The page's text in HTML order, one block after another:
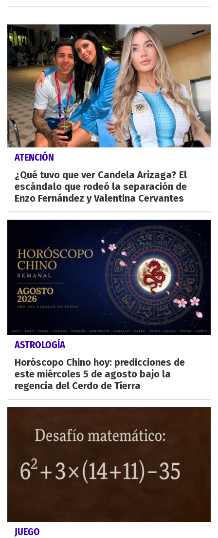
ATENCIÓN
¿Qué tuvo que ver Candela Arizaga? El
escándalo que rodeó la separación de
Enzo Fernández y Valentina Cervantes
ASTROLOGÍA
Horóscopo Chino hoy: predicciones de
este miércoles 5 de agosto bajo la
regencia del Cerdo de Tierra
JUEGO